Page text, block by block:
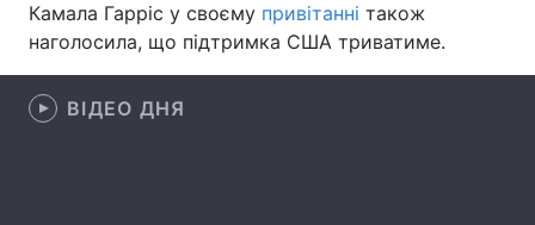
Камала Гарріс у своєму привітанні також
наголосила, що підтримка США триватиме.
ВІДЕО ДНЯ